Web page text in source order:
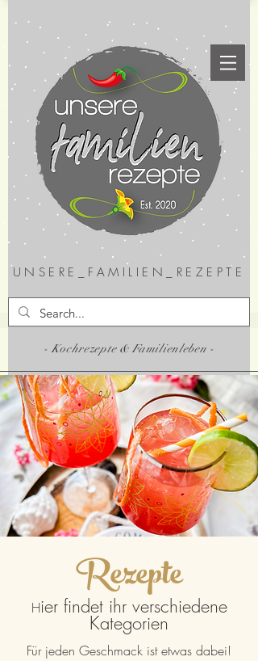
UNSERE_FAMILIEN_REZEPTE
- Kochrezepte & Familienleben -
Rezepte
Hier findet ihr verschiedene
Kategorien
Für jeden Geschmack ist etwas dabei!